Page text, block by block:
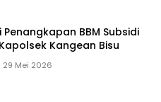
BBM Subsidi
Kangean Bisu
29 Mei 2026